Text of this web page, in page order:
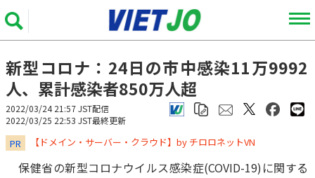
新型コロナ：24日の市中感染11万9992
人、累計感染者850万人超
2022/03/24 21:57 JST配信
2022/03/25 22:53 JST最終更新
PR ​​​​​​​【ドメイン・サーバー・クラウド】by チロロネットVN
保健省の新型コロナウイルス感染症(COVID-19)に関する